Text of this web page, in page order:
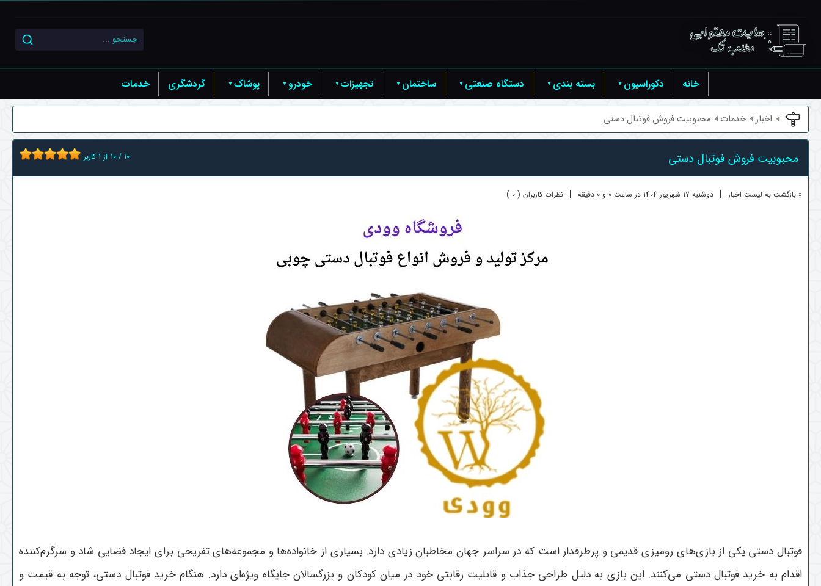
خانه دکوراسیون بسته بندی دستگاه صنعتی ساختمان تجهیزات خودرو پوشاک گردشگری خدمات
اخبار خدمات محبوبیت فروش فوتبال دستی
محبوبیت فروش فوتبال دستی 10 / 10 از 1کاربر
« بازگشت به لیست اخبار | دوشنبه 17 شهريور 1404 در ساعت 0 و 0 دقیقه | نظرات کاربران ( 0 )
فوتبال دستی یکی از بازی‌های رومیزی قدیمی و پرطرفدار است که در سراسر جهان مخاطبان زیادی دارد. بسیاری از خانواده‌ها و مجموعه‌های تفریحی برای ایجاد فضایی شاد و سرگرم‌کننده
اقدام به خرید فوتبال دستی می‌کنند. این بازی به دلیل طراحی جذاب و قابلیت رقابتی خود در میان کودکان و بزرگسالان جایگاه ویژه‌ای دارد. هنگام خرید فوتبال دستی، توجه به قیمت و